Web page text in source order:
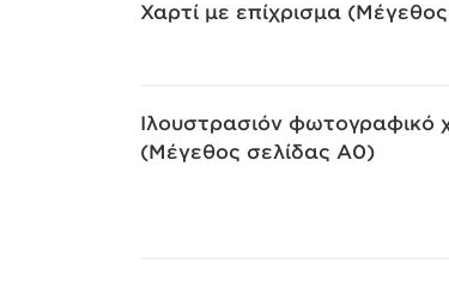
Χαρτί με επίχρισμα
Ιλουστρασιόν φωτογραφικό
(Μέγεθος σελίδας A0)